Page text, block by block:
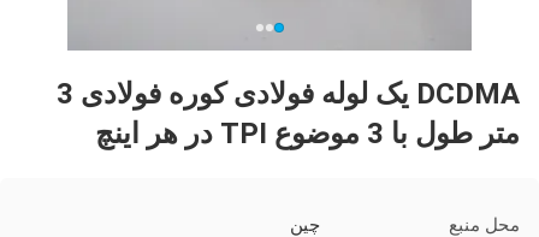
DCDMA یک لوله فولادی کوره فولادی 3
متر طول با 3 موضوع TPI در هر اینچ
محل منبع چین